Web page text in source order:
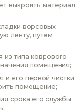
выкроить материал
ворсовых
ленту, путем
типа коврового
помещения;
и его первой чистки
помещение;
срока его службы